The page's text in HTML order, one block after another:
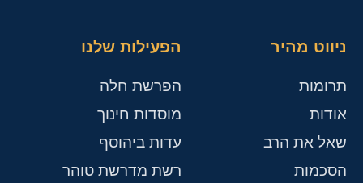
ניווט מהיר
תרומות
אודות
שאל את הרב
הסכמות
הפעילות שלנו
הפרשת חלה
מוסדות חינוך
עדות ביהוסף
רשת מדרשת טוהר